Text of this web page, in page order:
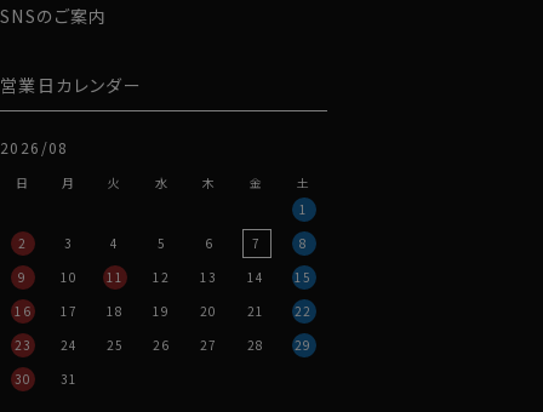
SNSのご案内
営業日カレンダー
2026/08
日 月 火 水 木 金
土
1
2
3 4 5 6 7
8
9
10 11 12 13 14
15
16
17 18 19 20 21
22
23
24 25 26 27 28
29
30
31